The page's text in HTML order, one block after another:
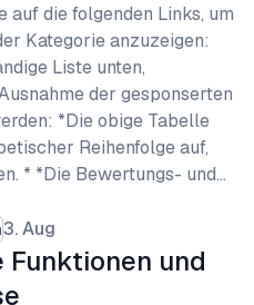
auf die folgenden Links, um
Kategorie anzuzeigen:
Liste unten,
der gesponserten
*Die obige Tabelle
Reihenfolge auf,
* *Die Bewertungs- und…
3. Aug
und